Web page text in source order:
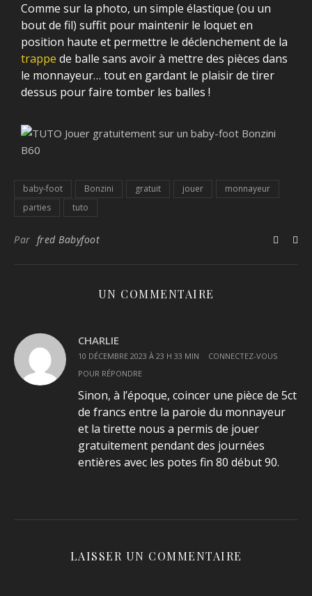
Comme sur la photo, un simple élastique (ou un
bout de fil) suffit pour maintenir le loquet en
position haute et permettre le déclenchement de la
trappe de balle sans avoir à mettre des pièces dans
le monnayeur… tout en gardant le plaisir de tirer
dessus pour faire tomber les balles !
baby-foot Bonzini gratuit jouer
monnayeur
parties
tuto
Par fred Babyfoot
UN COMMENTAIRE
CHARLIE
10 DÉCEMBRE 2023 À 23 H 33 MIN
CONNECTEZ-VOUS
POUR RÉPONDRE
Sinon, à l’époque, coincer une pièce de 5ct
de francs entre la paroie du monnayeur
et la tirette nous a permis de jouer
gratuitement pendant des journées
entières avec les potes fin 80 début 90.
LAISSER UN COMMENTAIRE